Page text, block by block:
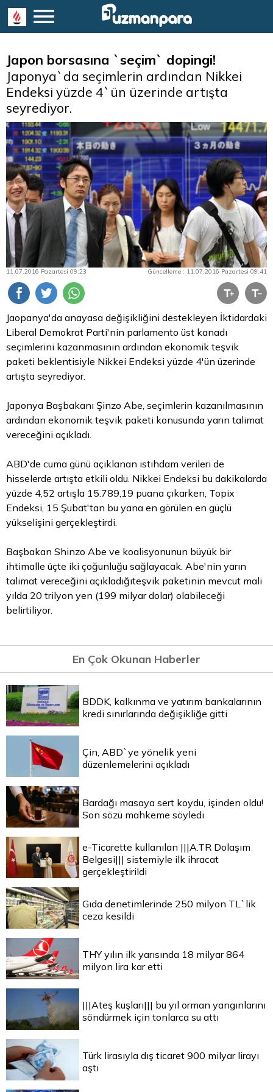
Japon borsasına `seçim` dopingi!
Japonya`da seçimlerin ardından Nikkei
Endeksi yüzde 4`ün üzerinde artışta
seyrediyor.
11.07.2016 Pazartesi 09:23 Güncelleme : 11.07.2016 Pazartesi 09:41
Jaopanya'da anayasa değişikliğini destekleyen İktidardaki
Liberal Demokrat Parti'nin parlamento üst kanadı
seçimlerini kazanmasının ardından ekonomik teşvik
paketi beklentisiyle Nikkei Endeksi yüzde 4'ün üzerinde
artışta seyrediyor.
Japonya Başbakanı Şinzo Abe, seçimlerin kazanılmasının
ardından ekonomik teşvik paketi konusunda yarın talimat
vereceğini açıkladı.
ABD'de cuma günü açıklanan istihdam verileri de
hisselerde artışta etkili oldu. Nikkei Endeksi bu dakikalarda
yüzde 4,52 artışla 15.789,19 puana çıkarken, Topix
Endeksi, 15 Şubat'tan bu yana en görülen en güçlü
yükselişini gerçekleştirdi.
Başbakan Shinzo Abe ve koalisyonunun büyük bir
ihtimalle üçte iki çoğunluğu sağlayacak. Abe'nin yarın
talimat vereceğini açıkladığıteşvik paketinin mevcut mali
yılda 20 trilyon yen (199 milyar dolar) olabileceği
belirtiliyor.
En Çok Okunan Haberler
BDDK, kalkınma ve yatırım bankalarının
kredi sınırlarında değişikliğe gitti
Çin, ABD`ye yönelik yeni
düzenlemelerini açıkladı
Bardağı masaya sert koydu, işinden oldu!
Son sözü mahkeme söyledi
e-Ticarette kullanılan |||A.TR Dolaşım
Belgesi||| sistemiyle ilk ihracat
gerçekleştirildi
Gıda denetimlerinde 250 milyon TL`lik
ceza kesildi
THY yılın ilk yarısında 18 milyar 864
milyon lira kar etti
|||Ateş kuşları||| bu yıl orman yangınlarını
söndürmek için tonlarca su attı
Türk lirasıyla dış ticaret 900 milyar lirayı
aştı